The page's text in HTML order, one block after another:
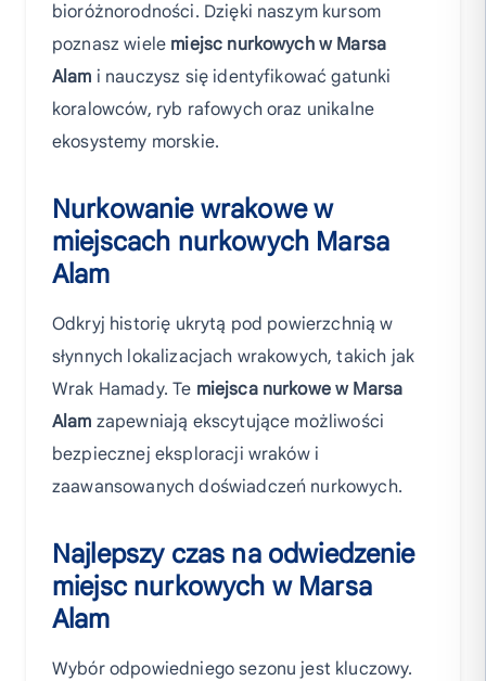
bioróżnorodności. Dzięki naszym kursom
poznasz wiele miejsc nurkowych w Marsa
Alam i nauczysz się identyfikować gatunki
koralowców, ryb rafowych oraz unikalne
ekosystemy morskie.
Nurkowanie wrakowe w
miejscach nurkowych Marsa
Alam
Odkryj historię ukrytą pod powierzchnią w
słynnych lokalizacjach wrakowych, takich jak
Wrak Hamady. Te miejsca nurkowe w Marsa
Alam zapewniają ekscytujące możliwości
bezpiecznej eksploracji wraków i
zaawansowanych doświadczeń nurkowych.
Najlepszy czas na odwiedzenie
miejsc nurkowych w Marsa
Alam
Wybór odpowiedniego sezonu jest kluczowy.